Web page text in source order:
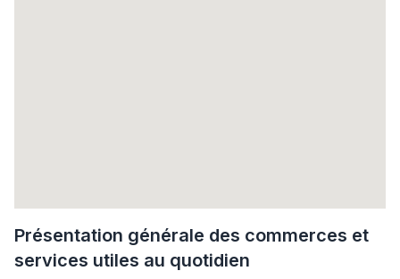
Présentation générale des commerces et
services utiles au quotidien